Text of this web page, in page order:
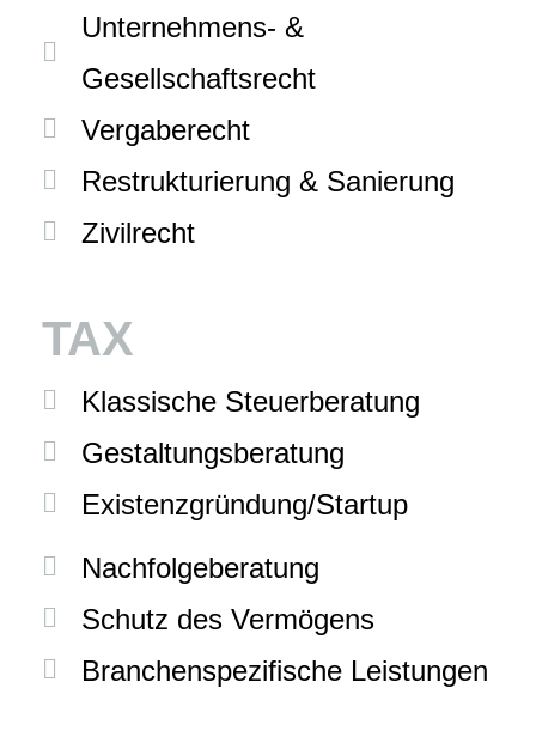
Unternehmens- &
Gesellschaftsrecht
Vergaberecht
Restrukturierung & Sanierung
Zivilrecht
TAX
Klassische Steuerberatung
Gestaltungsberatung
Existenzgründung/Startup
Nachfolgeberatung
Schutz des Vermögens
Branchenspezifische Leistungen